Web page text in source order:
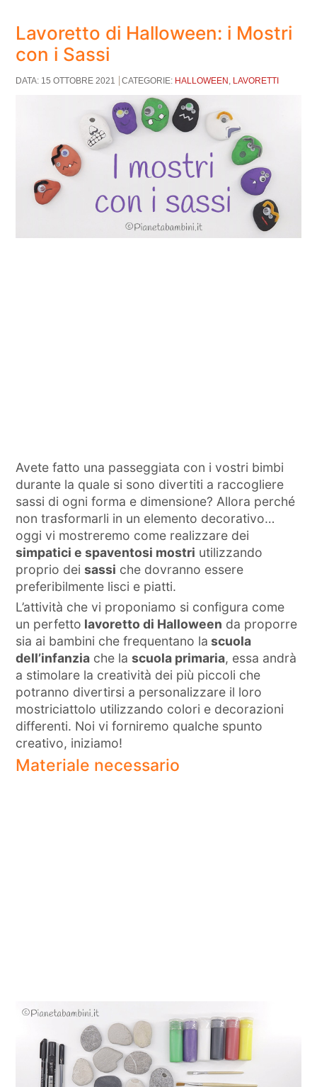
Lavoretto di Halloween: i Mostri
con i Sassi
DATA: 15 OTTOBRE 2021 CATEGORIE: HALLOWEEN , LAVORETTI
Avete fatto una passeggiata con i vostri bimbi
durante la quale si sono divertiti a raccogliere
sassi di ogni forma e dimensione? Allora perché
non trasformarli in un elemento decorativo…
oggi vi mostreremo come realizzare dei
simpatici e spaventosi mostri utilizzando
proprio deisassi che dovranno essere
preferibilmente lisci e piatti.
L’attività che vi proponiamo si configura come
un perfetto lavoretto di Halloween da proporre
sia ai bambini che frequentano la scuola
dell’infanzia che lascuola primaria, essa andrà
a stimolare la creatività dei più piccoli che
potranno divertirsi a personalizzare il loro
mostriciattolo utilizzando colori e decorazioni
differenti. Noi vi forniremo qualche spunto
creativo, iniziamo!
Materiale necessario